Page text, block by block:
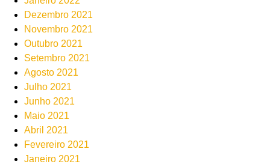
Dezembro 2021
Novembro 2021
Outubro 2021
Setembro 2021
Agosto 2021
Julho 2021
Junho 2021
Maio 2021
Abril 2021
Fevereiro 2021
Janeiro 2021